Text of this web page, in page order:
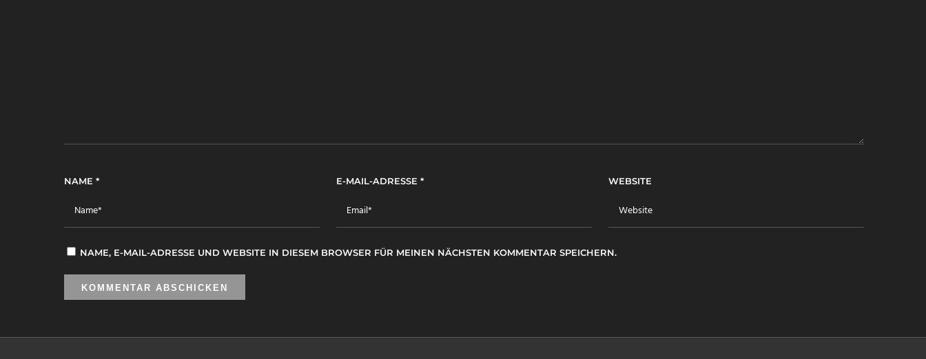
NAME * E-MAIL-ADRESSE * WEBSITE
NAME, E-MAIL-ADRESSE UND WEBSITE IN DIESEM BROWSER FÜR MEINEN NÄCHSTEN KOMMENTAR SPEICHERN.